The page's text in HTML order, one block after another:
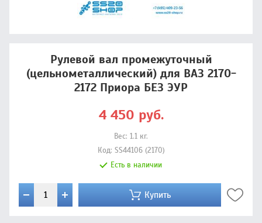
Рулевой вал промежуточный
(цельнометаллический) для ВАЗ 2170-
2172 Приора БЕЗ ЭУР
4 450 руб.
Вес: 1.1 кг.
Код: SS44106 (2170)
Есть в наличии
Купить